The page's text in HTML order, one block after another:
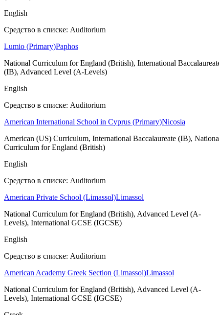
English
Средство в списке: Auditorium
Lumio (Primary)Paphos
National Curriculum for England (British), International
(IB), Advanced Level (A-Levels)
English
Средство в списке: Auditorium
American International School in Cyprus (Primary)Nicosia
American (US) Curriculum, International Baccalaureate (IB),
Curriculum for England (British)
English
Средство в списке: Auditorium
American Private School (Limassol)Limassol
National Curriculum for England (British), Advanced Level (A-
Levels), International GCSE (IGCSE)
English
Средство в списке: Auditorium
American Academy Greek Section (Limassol)Limassol
National Curriculum for England (British), Advanced Level (A-
Levels), International GCSE (IGCSE)